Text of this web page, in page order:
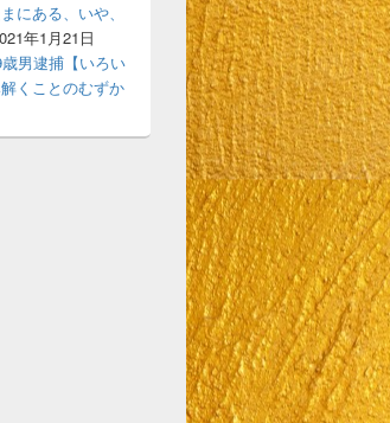
にある、いや、
年1月21日
男逮捕【いろい
くことのむずか